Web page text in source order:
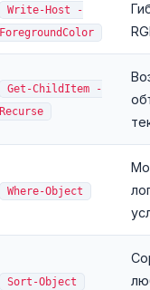
Write-Host -
ForegroundColor
Get-ChildItem -
Recurse
Where-Object
Sort-Object